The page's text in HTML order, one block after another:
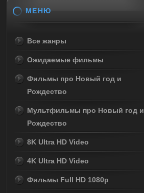
МЕНЮ
Все жанры
Ожидаемые фильмы
Фильмы про Новый год и
Рождество
Мультфильмы про Новый год и
Рождество
8K Ultra HD Video
4K Ultra HD Video
Фильмы Full HD 1080p